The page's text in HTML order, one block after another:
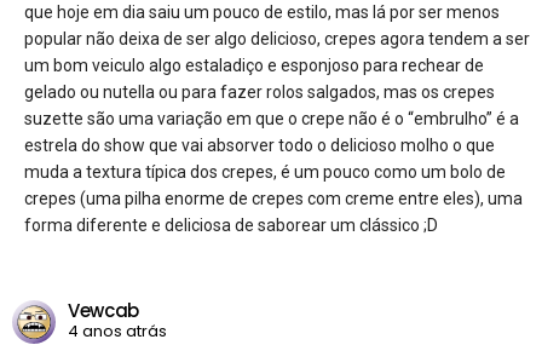
que hoje em dia saiu um pouco de estilo, mas lá por ser menos
popular não deixa de ser algo delicioso, crepes agora tendem a ser
um bom veiculo algo estaladiço e esponjoso para rechear de
gelado ou nutella ou para fazer rolos salgados, mas os crepes
suzette são uma variação em que o crepe não é o “embrulho” é a
estrela do show que vai absorver todo o delicioso molho o que
muda a textura típica dos crepes, é um pouco como um bolo de
crepes (uma pilha enorme de crepes com creme entre eles), uma
forma diferente e deliciosa de saborear um clássico ;D
Vewcab
4 anos atrás